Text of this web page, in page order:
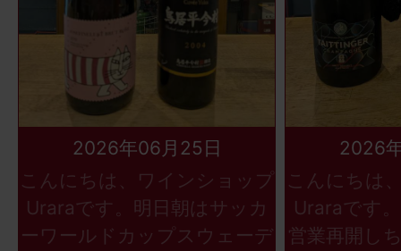
2026年06月25日
こんにちは、ワインショップ
Uraraです。明日朝はサッカ
ーワールドカップスウェーデ
2026
こんにちは
Uraraです
営業再開し